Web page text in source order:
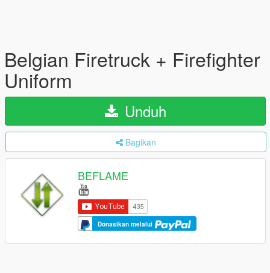
Belgian Firetruck + Firefighter
Uniform
Unduh
Bagikan
BEFLAME
Donasikan melalui